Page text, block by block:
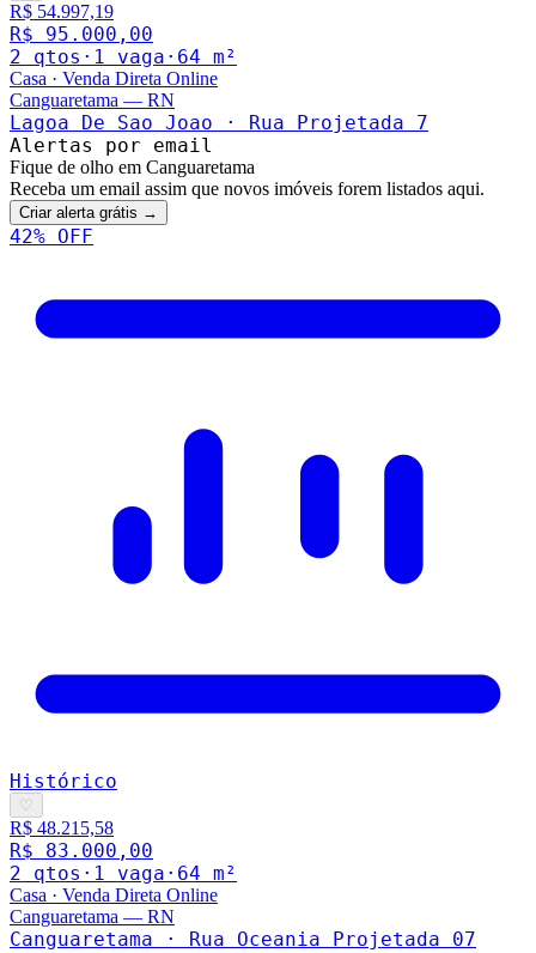
R$ 54.997,19
R$ 95.000,00
2 qtos · 1 vaga · 64 m²
Casa · Venda Direta Online
Canguaretama — RN
Lagoa De Sao Joao · Rua Projetada 7
Alertas por email
Fique de olho em Canguaretama
Receba um email assim que novos imóveis forem listados aqui.
Criar alerta grátis →
42% OFF
Histórico
♡
R$ 48.215,58
R$ 83.000,00
2 qtos · 1 vaga · 64 m²
Casa · Venda Direta Online
Canguaretama — RN
Canguaretama · Rua Oceania Projetada 07